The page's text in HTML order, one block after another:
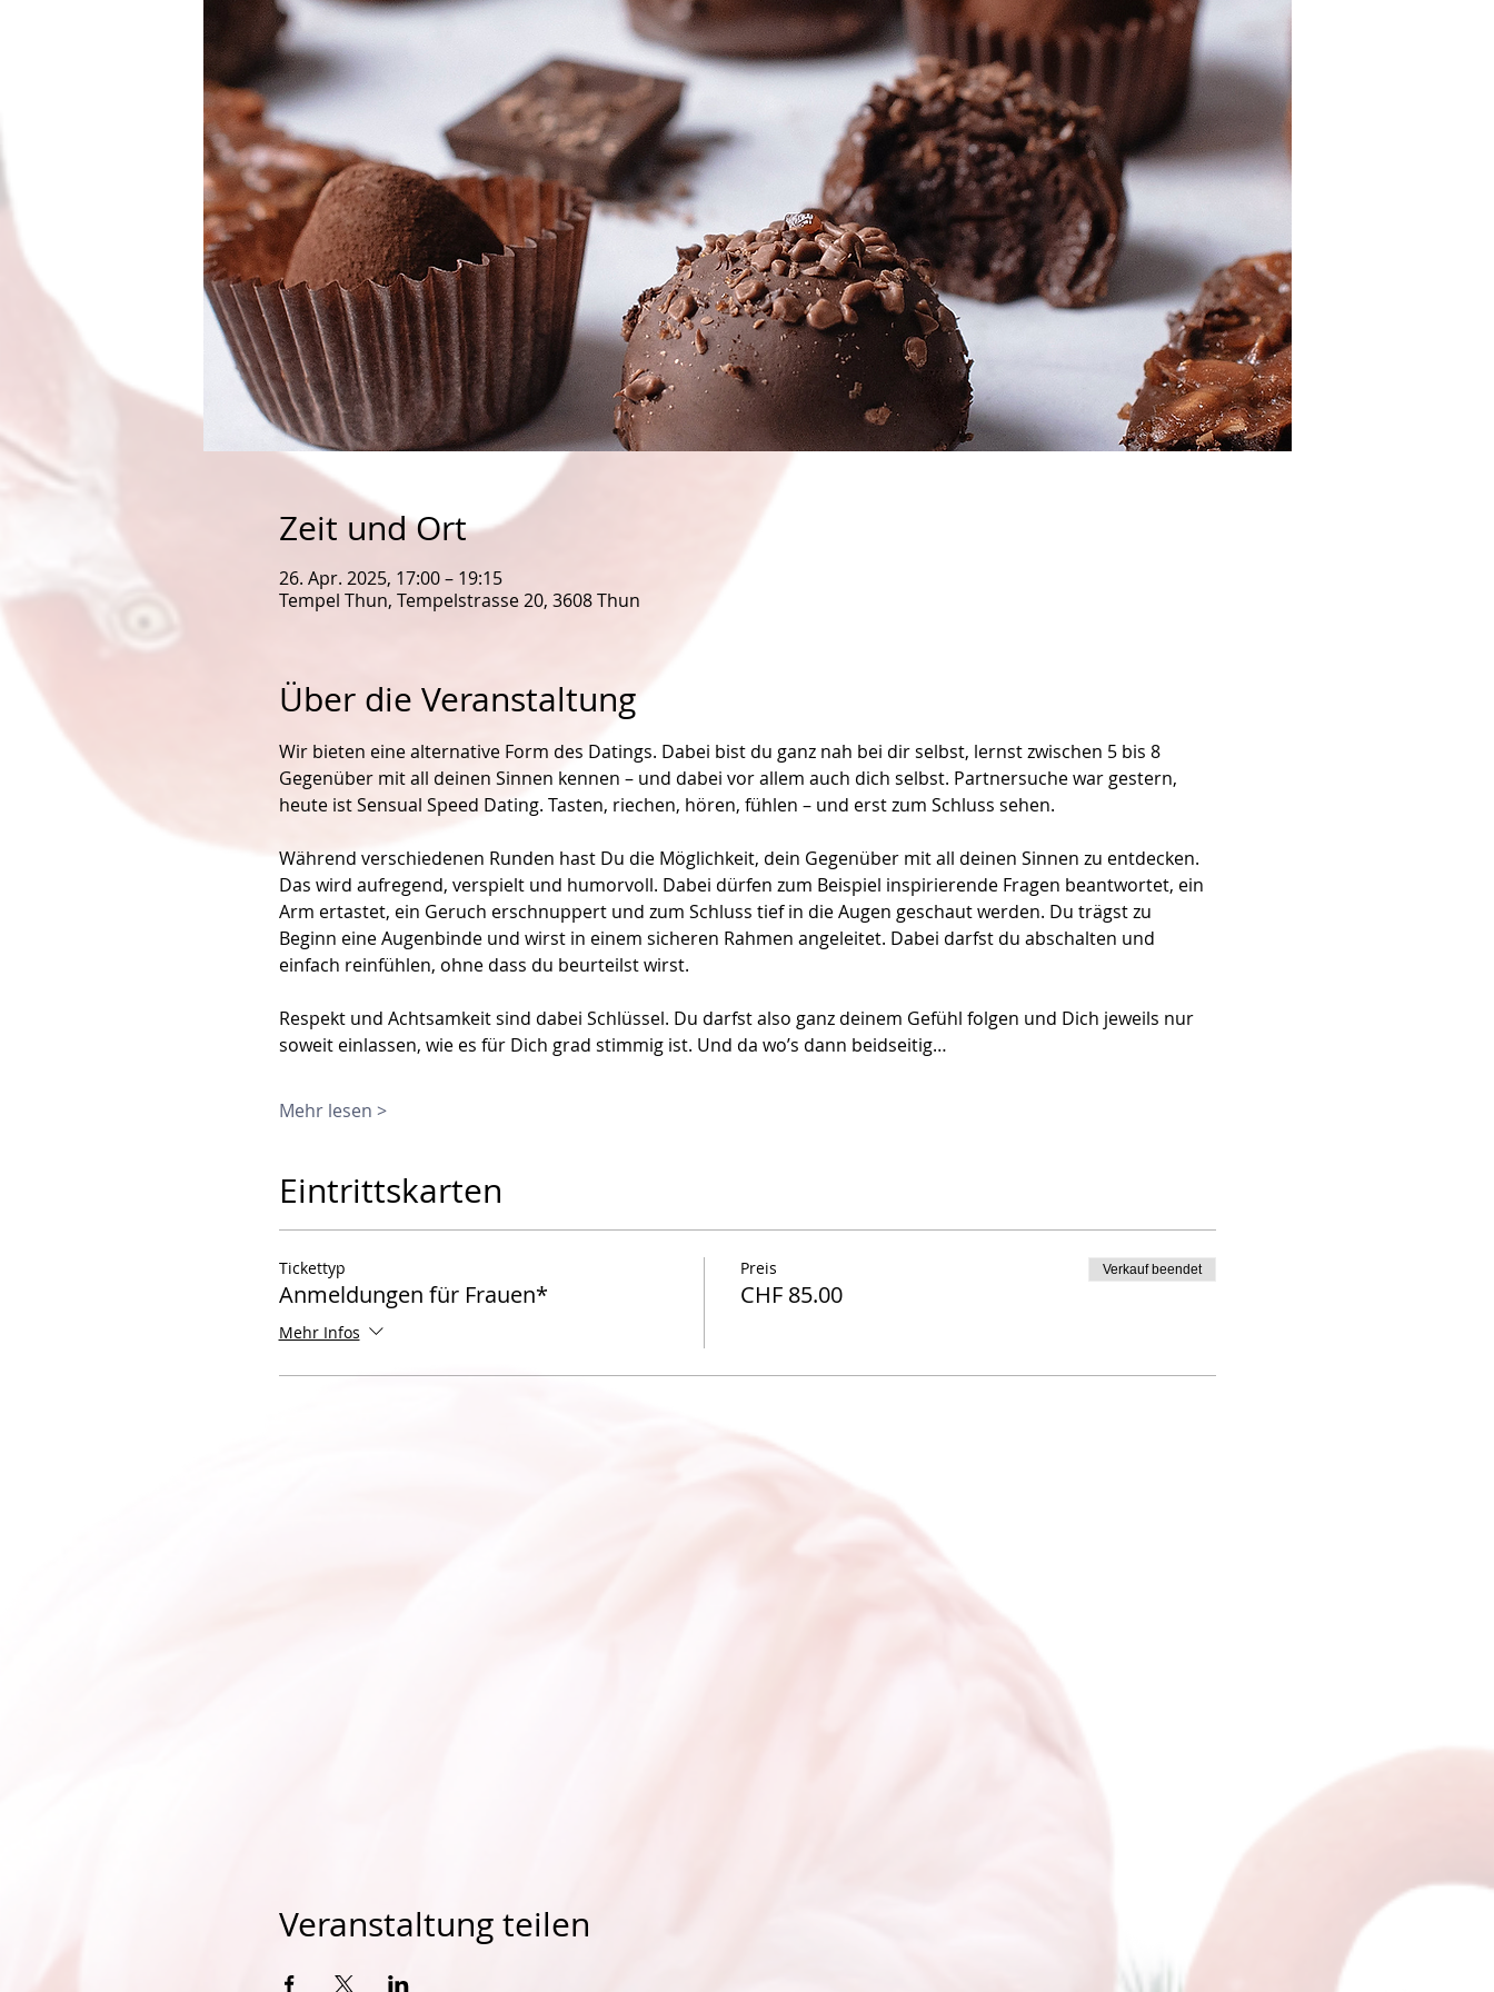
Zeit und Ort
26. Apr. 2025, 17:00 – 19:15
Tempel Thun, Tempelstrasse 20, 3608 Thun
Über die Veranstaltung
Wir bieten eine alternative Form des Datings. Dabei bist du ganz nah bei dir selbst, lernst zwischen 5 bis 8
Gegenüber mit all deinen Sinnen kennen – und dabei vor allem auch dich selbst. Partnersuche war gestern,
heute ist Sensual Speed Dating. Tasten, riechen, hören, fühlen – und erst zum Schluss sehen.
Während verschiedenen Runden hast Du die Möglichkeit, dein Gegenüber mit all deinen Sinnen zu entdecken.
Das wird aufregend, verspielt und humorvoll. Dabei dürfen zum Beispiel inspirierende Fragen beantwortet, ein
Arm ertastet, ein Geruch erschnuppert und zum Schluss tief in die Augen geschaut werden. Du trägst zu
Beginn eine Augenbinde und wirst in einem sicheren Rahmen angeleitet. Dabei darfst du abschalten und
einfach reinfühlen, ohne dass du beurteilst wirst.
Respekt und Achtsamkeit sind dabei Schlüssel. Du darfst also ganz deinem Gefühl folgen und Dich jeweils nur
soweit einlassen, wie es für Dich grad stimmig ist. Und da wo’s dann beidseitig…
Mehr lesen >
Eintrittskarten
Tickettyp
Anmeldungen für Frauen*
Mehr Infos
Preis
CHF 85.00
Verkauf beendet
Veranstaltung teilen